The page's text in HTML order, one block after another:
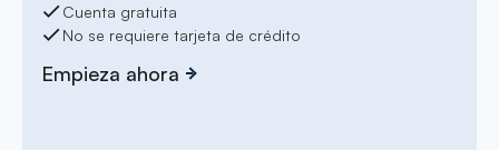
Cuenta gratuita
No se requiere tarjeta de crédito
Empieza ahora